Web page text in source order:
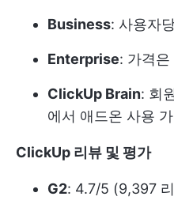
Business: 사용자
Enterprise: 가격은
ClickUp Brain: 회
에서 애드온 사용
ClickUp 리뷰 및 평가
G2: 4.7/5 (9,397